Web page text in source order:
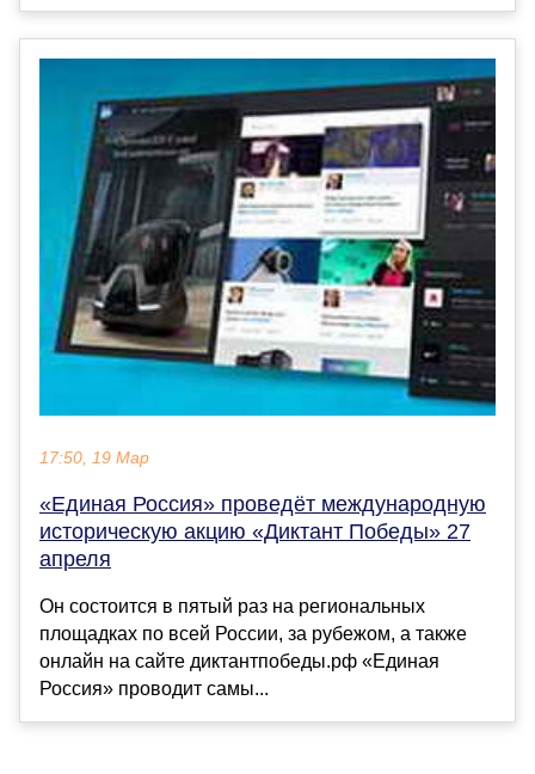
17:50, 19 Мар
«Единая Россия» проведёт международную
историческую акцию «Диктант Победы» 27
апреля
Он состоится в пятый раз на региональных
площадках по всей России, за рубежом, а также
онлайн на сайте диктантпобеды.рф «Единая
Россия» проводит самы...